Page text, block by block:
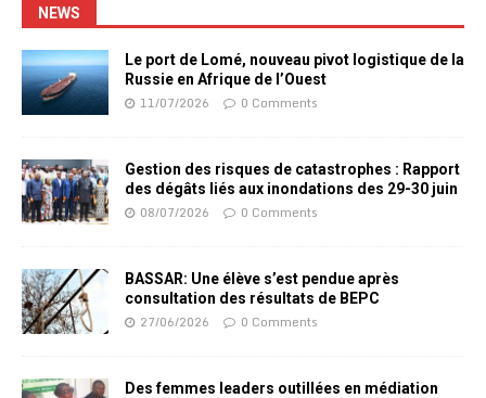
NEWS
Le port de Lomé, nouveau pivot logistique de la
Russie en Afrique de l’Ouest
11/07/2026 0 Comments
Gestion des risques de catastrophes : Rapport
des dégâts liés aux inondations des 29-30 juin
08/07/2026 0 Comments
BASSAR: Une élève s’est pendue après
consultation des résultats de BEPC
27/06/2026 0 Comments
Des femmes leaders outillées en médiation